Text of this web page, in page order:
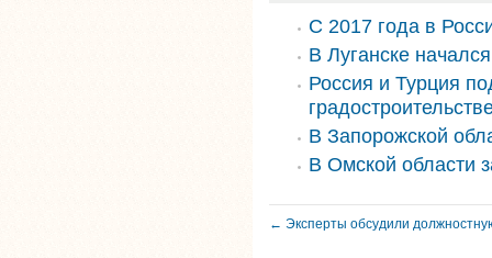
С 2017 года в
В Луганске
Россия и Турция
В Запорожской
В Омской области
← Эксперты обсудили